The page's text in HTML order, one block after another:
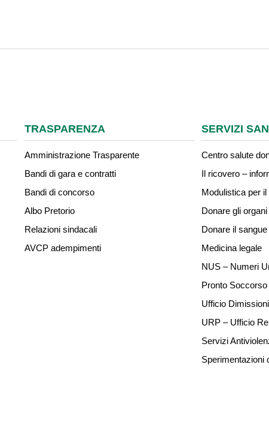
TRASPARENZA
Amministrazione Trasparente
Bandi di gara e contratti
Bandi di concorso
Albo Pretorio
Relazioni sindacali
AVCP adempimenti
SERVIZI
Centro salute
Il ricovero –
Modulistica per il
Donare gli organi
Donare il sangue
Medicina legale
NUS – Numeri
Pronto Soccorso
Ufficio
URP – Ufficio
Servizi
Sperimentazioni